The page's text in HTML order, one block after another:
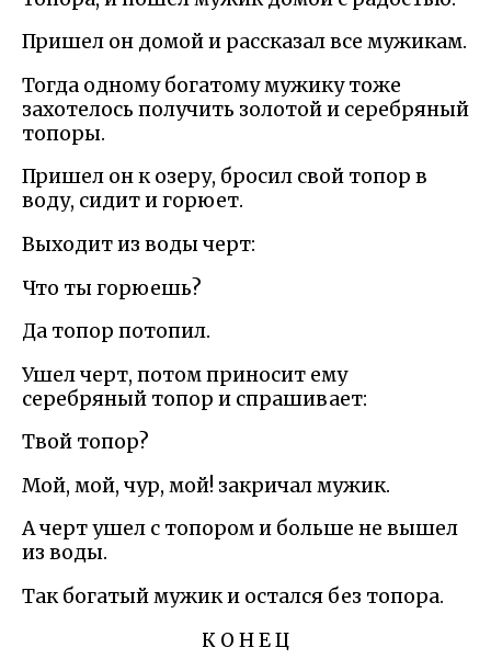
Пришел он домой и рассказал все мужикам.
Тогда одному богатому мужику тоже
захотелось получить золотой и серебряный
топоры.
Пришел он к озеру, бросил свой топор в
воду, сидит и горюет.
Выходит из воды черт:
Что ты горюешь?
Да топор потопил.
Ушел черт, потом приносит ему
серебряный топор и спрашивает:
Твой топор?
Мой, мой, чур, мой! закричал мужик.
А черт ушел с топором и больше не вышел
из воды.
Так богатый мужик и остался без топора.
К О Н Е Ц